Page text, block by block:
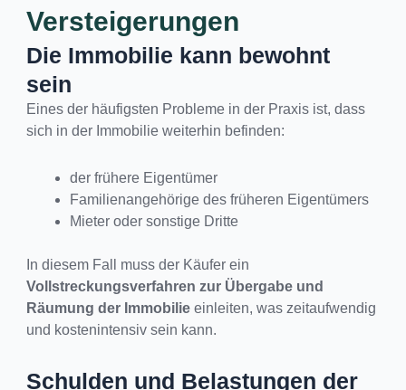
Versteigerungen
Die Immobilie kann bewohnt
sein
Eines der häufigsten Probleme in der Praxis ist, dass
sich in der Immobilie weiterhin befinden:
der frühere Eigentümer
Familienangehörige des früheren Eigentümers
Mieter oder sonstige Dritte
In diesem Fall muss der Käufer ein
Vollstreckungsverfahren zur Übergabe und
Räumung der Immobilieeinleiten, was zeitaufwendig
und kostenintensiv sein kann.
Schulden und Belastungen der